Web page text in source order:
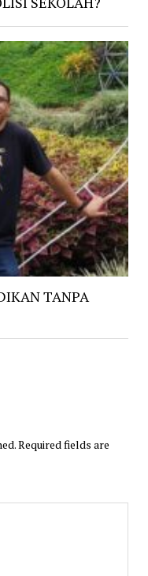
TANPA
Required fields are